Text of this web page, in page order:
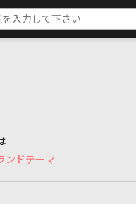
ンドテーマ